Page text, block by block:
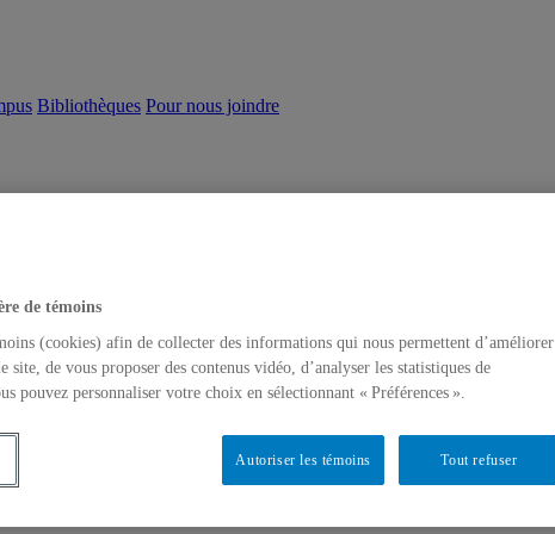
Bibliothèques Pour nous joindre
de témoins
(cookies) afin de collecter des informations qui nous permettent d’améliorer
site, de vous proposer des contenus vidéo, d’analyser les statistiques de
pouvez personnaliser votre choix en sélectionnant « Préférences ».
Tout refuser
Autoriser les témoins